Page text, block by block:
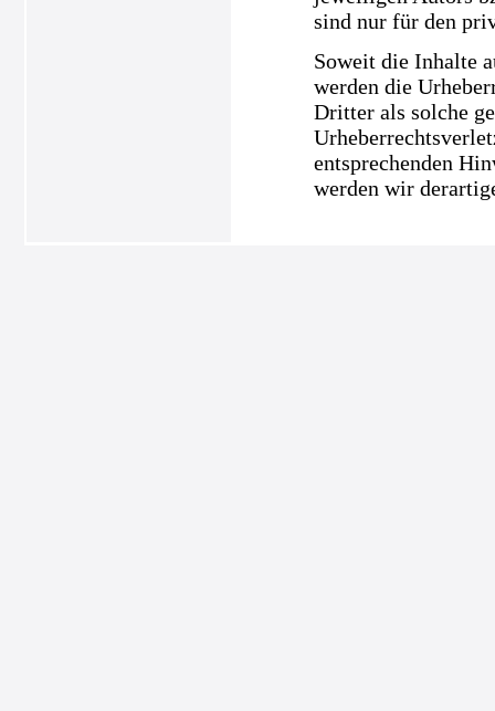
sind nur für den
Soweit die Inhalte
werden die
Dritter als solche
entsprechenden
werden wir